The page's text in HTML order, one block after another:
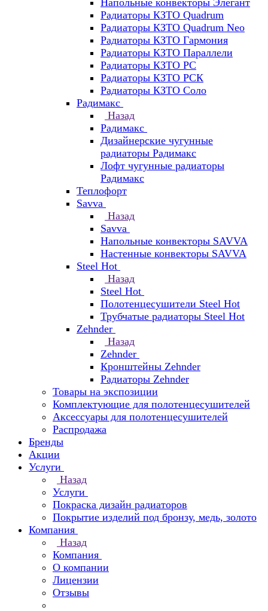
Напольные конвекторы Элегант
Радиаторы КЗТО Quadrum
Радиаторы КЗТО Quadrum Neo
Радиаторы КЗТО Гармония
Радиаторы КЗТО Параллели
Радиаторы КЗТО РС
Радиаторы КЗТО РСК
Радиаторы КЗТО Соло
Радимакс
Назад
Радимакс
Дизайнерские чугунные
радиаторы Радимакс
Лофт чугунные радиаторы
Радимакс
Теплофорт
Savva
Назад
Savva
Напольные конвекторы SAVVA
Настенные конвекторы SAVVA
Steel Hot
Назад
Steel Hot
Полотенцесушители Steel Hot
Трубчатые радиаторы Steel Hot
Zehnder
Назад
Zehnder
Кронштейны Zehnder
Радиаторы Zehnder
Товары на экспозиции
Комплектующие для полотенцесушителей
Аксессуары для полотенцесушителей
Распродажа
Бренды
Акции
Услуги
Назад
Услуги
Покраска дизайн радиаторов
Покрытие изделий под бронзу, медь, золото
Компания
Назад
Компания
О компании
Лицензии
Отзывы